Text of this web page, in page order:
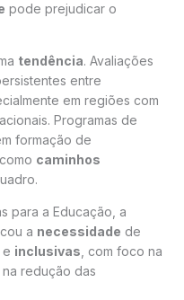
pode prejudicar o
tendência. Avaliações
entre
em regiões com
Programas de
formação de
caminhos
para a Educação, a
a necessidade de
e inclusivas , com foco na
redução das